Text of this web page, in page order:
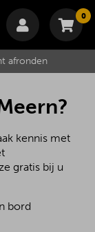
0
leeg.
€
afronden
kennis met
gratis bij u